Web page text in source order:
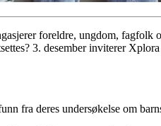
foreldre, ungdom,
3. desember inviterer
fra deres undersøkelse om